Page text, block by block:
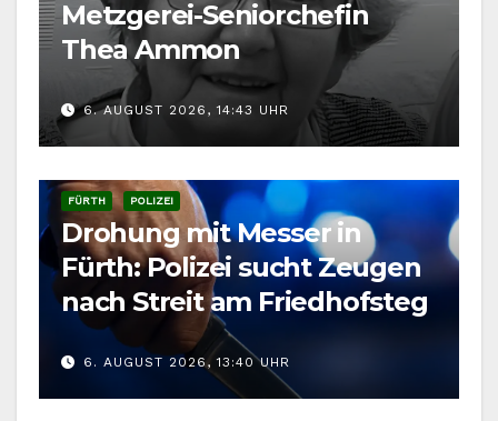
Metzgerei-Seniorchefin
Thea Ammon
6. AUGUST 2026, 14:43 UHR
FÜRTH POLIZEI
Drohung mit Messer in
Fürth: Polizei sucht Zeugen
nach Streit am Friedhofsteg
6. AUGUST 2026, 13:40 UHR